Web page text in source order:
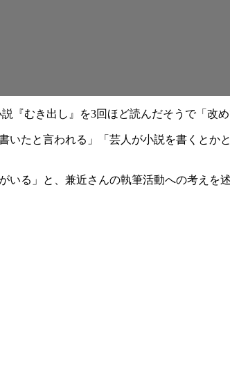
『むき出し』を3回ほど読んだそうで「改
たと言われる」「芸人が小説を書くと
いる」と、兼近さんの執筆活動への考えを述